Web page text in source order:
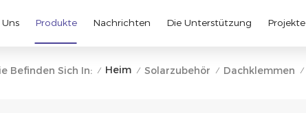
Produkte Nachrichten Die Unterstützung Projekte
Befinden Sich In: / Heim / Solarzubehör / Dachklemmen /